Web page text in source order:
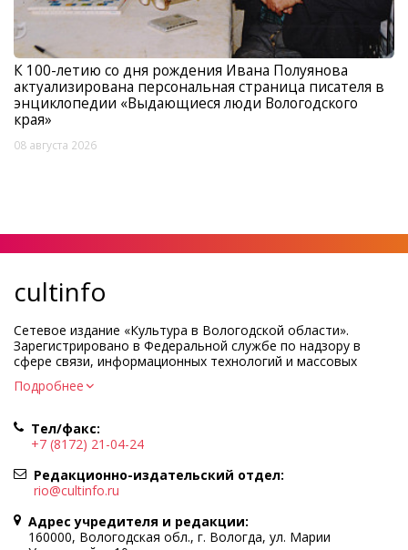
К 100-летию со дня рождения Ивана Полуянова
актуализирована персональная страница писателя в
энциклопедии «Выдающиеся люди Вологодского
края»
08 августа 2026
cultinfo
Сетевое издание «Культура в Вологодской области».
Зарегистрировано в Федеральной службе по надзору в
сфере связи, информационных технологий и массовых
коммуникаций.
Регистрационный номер и дата принятия решения о
Учредитель КУ ВО «Информационно-аналитический центр
культуры»
Адрес учредителя и редакции: 160000, Вологодская обл., г.
Вологда, ул. Марии Ульяновой, д.10
Главный редактор — Легчанова Елена Григорьевна
Политика в отношении обработки персональных данных
Подробнее
Тел/факс:
+7 (8172) 21-04-24
Редакционно-издательский отдел:
rio@cultinfo.ru
Адрес учредителя и редакции:
160000, Вологодская обл., г. Вологда, ул. Марии